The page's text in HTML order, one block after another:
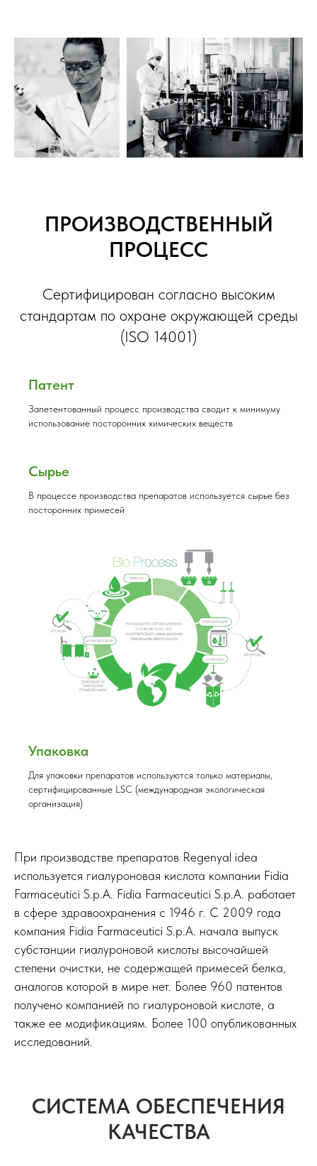
ПРОИЗВОДСТВЕННЫЙ
ПРОЦЕСС
Сертифицирован согласно высоким
стандартам по охране окружающей среды
(ISO 14001)
Патент
Запетентованный процесс производства сводит к минимуму
использование посторонних химических веществ
Сырье
В процессе производства препаратов используется сырье без
посторонних примесей
Упаковка
Для упаковки препаратов используются только материалы,
сертифицированные LSC (международная экологическая
организация)
При производстве препаратов Regenyal idea
используется гиалуроновая кислота компании Fidia
Farmaceutici S.p.A. Fidia Farmaceutici S.p.A. работает
в сфере здравоохранения с 1946 г. С 2009 года
компания Fidia Farmaceutici S.p.A. начала выпуск
субстанции гиалуроновой кислоты высочайшей
степени очистки, не содержащей примесей белка,
аналогов которой в мире нет. Более 960 патентов
получено компанией по гиалуроновой кислоте, а
также ее модификациям. Более 100 опубликованных
исследований.
СИСТЕМА ОБЕСПЕЧЕНИЯ
КАЧЕСТВА